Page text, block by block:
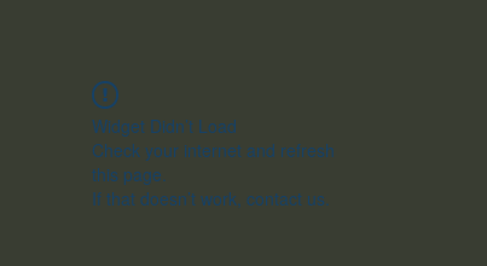
Widget Didn’t Load
Check your internet and refresh
this page.
If that doesn’t work, contact us.